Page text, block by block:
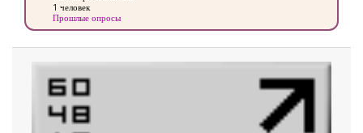
1 человек
Прошлые опросы